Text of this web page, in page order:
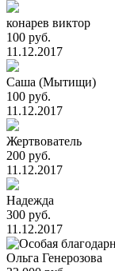
конарев виктор
100 руб.
11.12.2017
Саша (Мытищи)
100 руб.
11.12.2017
Жертвователь
200 руб.
11.12.2017
Надежда
300 руб.
11.12.2017
Ольга Генерозова